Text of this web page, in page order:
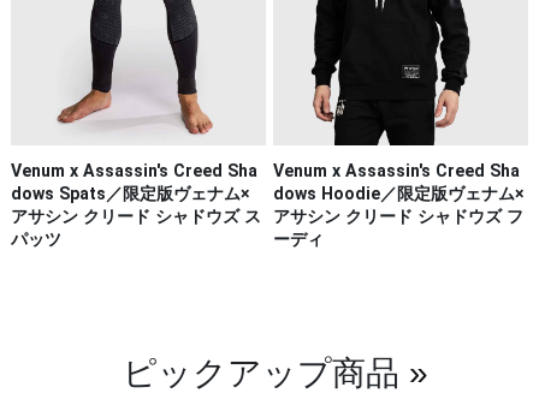
Venum x Assassin's Creed Sha
dows Spats／限定版ヴェナム×
アサシン クリード シャドウズ ス
パッツ
Venum x Assassin's Creed Sha
dows Hoodie／限定版ヴェナム×
アサシン クリード シャドウズ フ
ーディ
ピックアップ商品 »